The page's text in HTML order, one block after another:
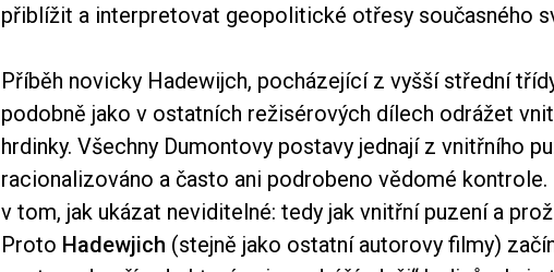
přiblížit a interpretovat geopolitické otřesy současného
Příběh novicky Hadewijch, pocházející z vyšší střední
podobně jako v ostatních režisérových dílech odrážet
hrdinky. Všechny Dumontovy postavy jednají z vnitřního
racionalizováno a často ani podrobeno vědomé
v tom, jak ukázat neviditelné: tedy jak vnitřní puzení a
Proto Hadewjich (stejně jako ostatní autorovy filmy)